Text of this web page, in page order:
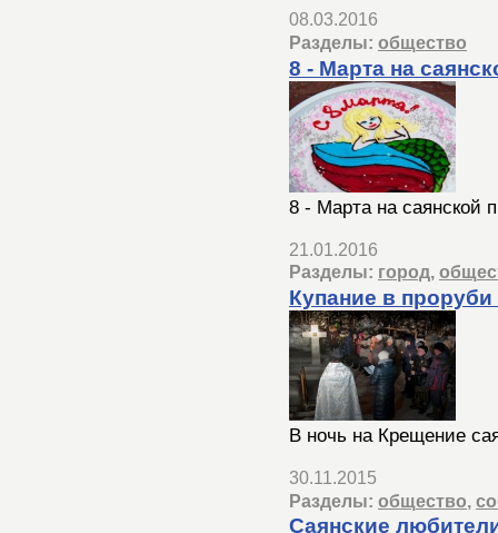
08.03.2016
Разделы: общество
8 - Марта на
8 - Марта на саянской
21.01.2016
Разделы: город,
Купание в
В ночь на Крещение
30.11.2015
Разделы: общество,
Саянские